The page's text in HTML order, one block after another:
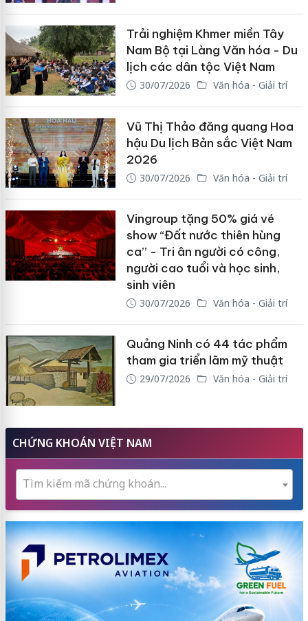
Trải nghiệm Khmer miền Tây
Nam Bộ tại Làng Văn hóa - Du
lịch các dân tộc Việt Nam
30/07/2026 Văn hóa - Giải trí
Vũ Thị Thảo đăng quang Hoa
hậu Du lịch Bản sắc Việt Nam
2026
30/07/2026 Văn hóa - Giải trí
Vingroup tặng 50% giá vé
show “Đất nước thiên hùng
ca” - Tri ân người có công,
người cao tuổi và học sinh,
sinh viên
30/07/2026 Văn hóa - Giải trí
Quảng Ninh có 44 tác phẩm
tham gia triển lãm mỹ thuật
29/07/2026 Văn hóa - Giải trí
CHỨNG KHOÁN VIỆT NAM
Tìm kiếm mã chứng khoán...